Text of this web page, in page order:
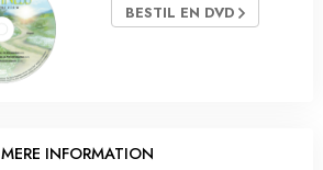
BESTIL EN DVD
MERE INFORMATION